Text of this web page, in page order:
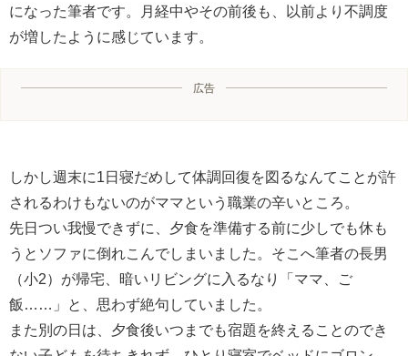
になった筆者です。月経中やその前後も、以前より不調度
が増したように感じています。
広告
しかし週末に1日寝だめして体調回復を図るなんてことが許
されるわけもないのがママという職業の辛いところ。
先日つい我慢できずに、夕食を準備する前に少しでも休も
うとソファに倒れこんでしまいました。そこへ筆者の長男
（小2）が帰宅、暗いリビングに入るなり「ママ、ご
飯……」と、思わず絶句していました。
また別の日は、夕食後いつまでも宿題を終えることのでき